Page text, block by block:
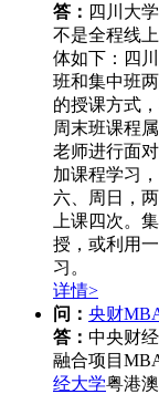
答： 四川大
不是全程线
体如下：四
班和集中班
的授课方式
周末班课程
老师进行面
加课程学习
六、周日，
上课四次。
授，或利用
习。
详情>
问： 央财
答： 中央财
融合项目
经大学粤港